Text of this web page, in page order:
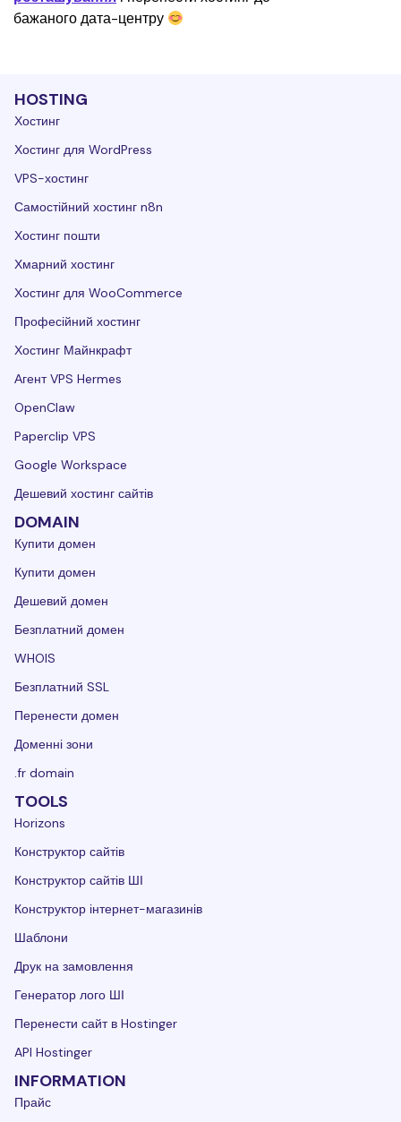
бажаного дата-центру
HOSTING
Хостинг
Хостинг для WordPress
VPS-хостинг
Самостійний хостинг n8n
Хостинг пошти
Хмарний хостинг
Хостинг для WooCommerce
Професійний хостинг
Хостинг Майнкрафт
Агент VPS Hermes
OpenClaw
Paperclip VPS
Google Workspace
Дешевий хостинг сайтів
DOMAIN
Купити домен
Купити домен
Дешевий домен
Безплатний домен
WHOIS
Безплатний SSL
Перенести домен
Доменні зони
.fr domain
TOOLS
Horizons
Конструктор сайтів
Конструктор сайтів ШІ
Конструктор інтернет-магазинів
Шаблони
Друк на замовлення
Генератор лого ШІ
Перенести сайт в Hostinger
API Hostinger
INFORMATION
Прайс